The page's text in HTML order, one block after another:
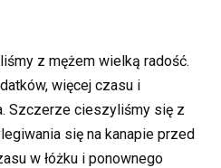
z mężem wielką radość.
więcej czasu i
Szczerze cieszyliśmy się z
się na kanapie przed
w łóżku i ponownego